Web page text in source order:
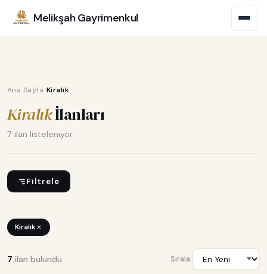
Melikşah Gayrimenkul
Ana Sayfa Kiralık
Kiralıkİlanları
7 ilan listeleniyor
Filtrele
Kiralık
7 ilan bulundu Sırala: